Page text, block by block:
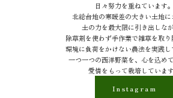
日々努力を重ねています。
北総台地の寒暖差の大きい土地に
土の力を最大限に引き出しなが
除草剤を使わず手作業で雑草を取り
環境に負荷をかけない農法を実践し
一つ一つの西洋野菜を、心を込めて
愛情をもって栽培しています
Instagram